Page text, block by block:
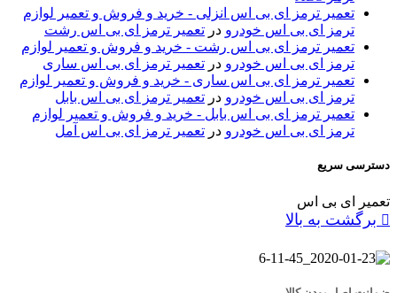
تعمیر ترمز ای بی اس انزلی - خرید و فروش و تعمیر لوازم
ترمز ای بی اس خودرو در تعمیر ترمز ای بی اس رشت
تعمیر ترمز ای بی اس رشت - خرید و فروش و تعمیر لوازم
ترمز ای بی اس خودرو در تعمیر ترمز ای بی اس ساری
تعمیر ترمز ای بی اس ساری - خرید و فروش و تعمیر لوازم
ترمز ای بی اس خودرو در تعمیر ترمز ای بی اس بابل
تعمیر ترمز ای بی اس بابل - خرید و فروش و تعمیر لوازم
ترمز ای بی اس خودرو در تعمیر ترمز ای بی اس آمل
دسترسی سریع
تعمیر ای بی اس
برگشت به بالا